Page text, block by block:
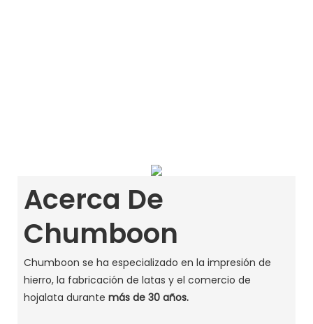
Acerca De
Chumboon
Chumboon se ha especializado en la impresión de
hierro, la fabricación de latas y el comercio de
hojalata durante más de 30 años.